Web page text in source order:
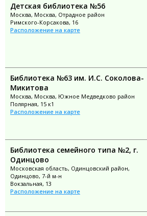
Детская библиотека №56
Москва, Москва, Отрадное район
Римского-Корсакова, 16
Расположение на карте
Библиотека №63 им. И.С. Соколова-
Микитова
Москва, Москва, Южное Медведково район
Полярная, 15 к1
Расположение на карте
Библиотека семейного типа №2, г.
Одинцово
Московская область, Одинцовский район,
Одинцово, 7-й м-н
Вокзальная, 13
Расположение на карте